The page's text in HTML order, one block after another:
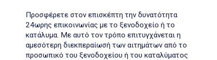
Προσφέρετε στον επισκέπτη την δυνατότητα
24ωρης επικοινωνίας με το ξενοδοχείο ή το
κατάλυμα. Με αυτό τον τρόπο επιτυγχάνεται η
αμεσότερη διεκπεραίωσή των αιτημάτων από το
προσωπικό του ξενοδοχείου ή του καταλύματος